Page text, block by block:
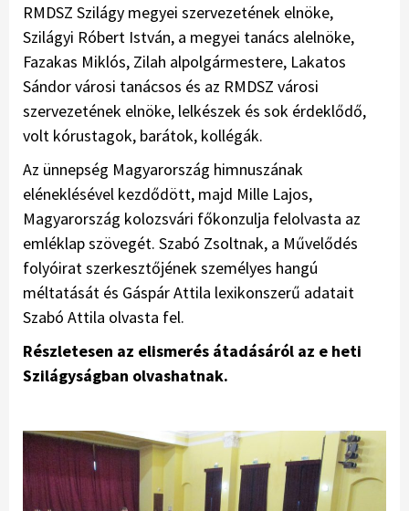
RMDSZ Szilágy megyei szervezetének elnöke,
Szilágyi Róbert István, a megyei tanács alelnöke,
Fazakas Miklós, Zilah alpolgármestere, Lakatos
Sándor városi tanácsos és az RMDSZ városi
szervezetének elnöke, lelkészek és sok érdeklődő,
volt kórustagok, barátok, kollégák.
Az ünnepség Magyarország himnuszának
eléneklésével kezdődött, majd Mille Lajos,
Magyarország kolozsvári főkonzulja felolvasta az
emléklap szövegét. Szabó Zsoltnak, a Művelődés
folyóirat szerkesztőjének személyes hangú
méltatását és Gáspár Attila lexikonszerű adatait
Szabó Attila olvasta fel.
Részletesen az elismerés átadásáról az e heti
Szilágyságban olvashatnak.